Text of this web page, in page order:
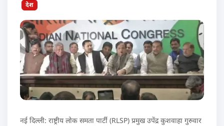
देश
नई दिल्ली: राष्ट्रीय लोक समता पार्टी (RLSP) प्रमुख उपेंद्र कुशवाहा गुरुवार